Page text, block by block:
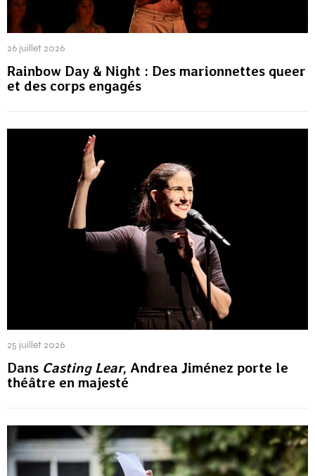
26 juillet 2026
Rainbow Day & Night : Des marionnettes queer
et des corps engagés
25 juillet 2026
Dans Casting Lear, Andrea Jiménez porte le
théâtre en majesté